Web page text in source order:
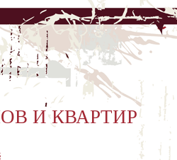
И КВАРТИР